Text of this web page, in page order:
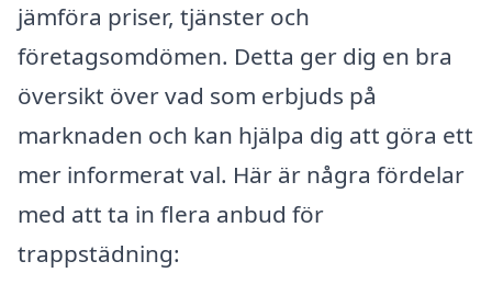
jämföra priser, tjänster och
företagsomdömen. Detta ger dig en bra
översikt över vad som erbjuds på
marknaden och kan hjälpa dig att göra ett
mer informerat val. Här är några fördelar
med att ta in flera anbud för
trappstädning: